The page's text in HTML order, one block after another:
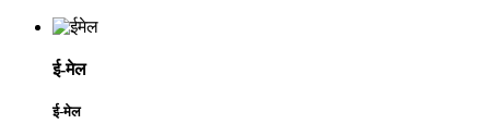
ई-मेल
ई-मेल